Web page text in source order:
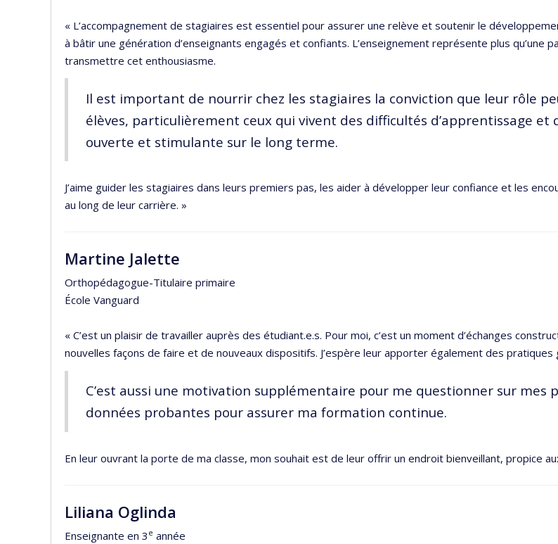
« L’accompagnement de stagiaires est essentiel pour assurer une relève et soutenir le
à bâtir une génération d’enseignants engagés et confiants. L’enseignement représente plus qu’une
transmettre cet enthousiasme.
Il est important de nourrir chez les stagiaires la conviction que leur rôle
élèves, particulièrement ceux qui vivent des difficultés d’apprentissage et
ouverte et stimulante sur le long terme.
J’aime guider les stagiaires dans leurs premiers pas, les aider à développer leur confiance et les
au long de leur carrière. »
Martine Jalette
Orthopédagogue-Titulaire primaire
École Vanguard
« C’est un plaisir de travailler auprès des étudiant.e.s. Pour moi, c’est un moment d’échanges
nouvelles façons de faire et de nouveaux dispositifs. J’espère leur apporter également des
C’est aussi une motivation supplémentaire pour me questionner sur
données probantes pour assurer ma formation continue.
En leur ouvrant la porte de ma classe, mon souhait est de leur offrir un endroit bienveillant, propice
Liliana Oglinda
Enseignante en 3 e année